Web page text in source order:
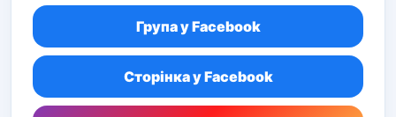
Група у Facebook
Сторінка у Facebook